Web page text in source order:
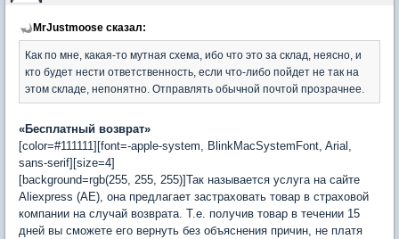
MrJustmoose сказал:
Как по мне, какая-то мутная схема, ибо что это за склад, неясно, и
кто будет нести ответственность, если что-либо пойдет не так на
этом складе, непонятно. Отправлять обычной почтой прозрачнее.
«Бесплатный возврат»
[color=#111111][font=-apple-system, BlinkMacSystemFont, Arial,
sans-serif][size=4]
[background=rgb(255, 255, 255)]Так называется услуга на сайте
Aliexpress (AE), она предлагает застраховать товар в страховой
компании на случай возврата. Т.е. получив товар в течении 15
дней вы сможете его вернуть без объяснения причин, не платя